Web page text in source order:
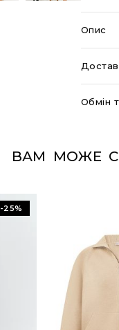
Опис
Обмін
ВАМ МОЖЕ
-25%